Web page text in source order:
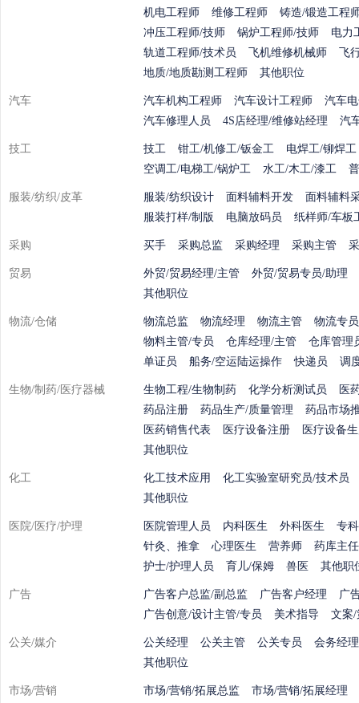
机电工程师
维修工程师
铸造/锻造工程
冲压工程师/技师
锅炉工程师/技师
电力
轨道工程师/技术员
飞机维修机械师
飞
地质/地质勘测工程师
其他职位
汽车 汽车机构工程师 汽车设计工程师
汽车
汽车修理人员
4S店经理/维修站经理 汽
技工 技工 钳工/机修工/钣金工
电焊工/铆焊工
空调工/电梯工/锅炉工
水工/木工/漆工
服装/纺织/皮革 服装/纺织设计 面料辅料开发
面料辅料
服装打样/制版
电脑放码员 纸样师/车板
采购 买手 采购总监 采购经理 采购主管
贸易 外贸/贸易经理/主管
外贸/贸易专员/助理
其他职位
物流/仓储 物流总监 物流经理 物流主管
物流专
物料主管/专员
仓库经理/主管
仓库管理
单证员
船务/空运陆运操作 快递员 调
生物/制药/医疗器械 生物工程/生物制药 化学分析测试员
医
药品注册
药品生产/质量管理
药品市场
医药销售代表
医疗设备注册
医疗设备
其他职位
化工 化工技术应用
化工实验室研究员/技术员
其他职位
医院/医疗/护理 医院管理人员 内科医生 外科医生
专
针灸、推拿
心理医生 营养师
药库主
护士/护理人员
育儿/保姆 兽医 其他职
广告 广告客户总监/副总监 广告客户经理
广
广告创意/设计主管/专员
美术指导 文案/
公关/媒介 公关经理 公关主管 公关专员
会务经理
其他职位
市场/营销 市场/营销/拓展总监 市场/营销/拓展经理